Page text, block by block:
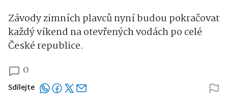
Závody zimních plavců nyní budou pokračovat
každý víkend na otevřených vodách po celé
České republice.
0
Sdílejte